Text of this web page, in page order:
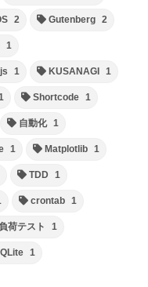
2 Gutenberg 2
1
1 KUSANAGI 1
Shortcode 1
自動化 1
1 Matplotlib 1
TDD 1
crontab 1
荷テスト 1
1